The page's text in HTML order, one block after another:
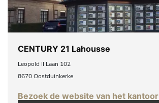
CENTURY 21 Lahousse
Leopold II Laan 102
8670 Oostduinkerke
Bezoek de website van het kantoor